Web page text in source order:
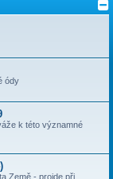
ódy
k této významné
Země - projde při